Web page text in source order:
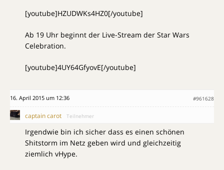
[youtube]HZUDWKs4HZ0[/youtube]
Ab 19 Uhr beginnt der Live-Stream der Star Wars
Celebration.
[youtube]4UY64GfyovE[/youtube]
16. April 2015 um 12:36 #961628
captain carot Teilnehmer
Irgendwie bin ich sicher dass es einen schönen
Shitstorm im Netz geben wird und gleichzeitig
ziemlich vHype.